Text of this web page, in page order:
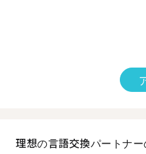
理想の言語交換パートナ